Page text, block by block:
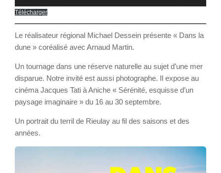
Télécharger
Le réalisateur régional Michael Dessein présente « Dans la
dune » coréalisé avec Arnaud Martin.
Un tournage dans une réserve naturelle au sujet d’une mer
disparue. Notre invité est aussi photographe. Il expose au
cinéma Jacques Tati à Aniche « Sérénité, esquisse d’un
paysage imaginaire » du 16 au 30 septembre.
Un portrait du terril de Rieulay au fil des saisons et des
années.